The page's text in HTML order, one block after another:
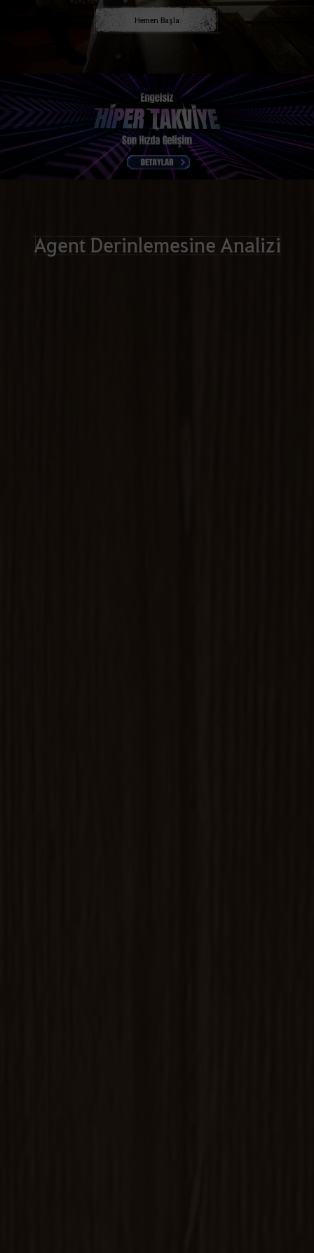
Hemen Başla
Agent Derinlemesine Analizi